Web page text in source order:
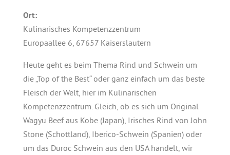
Ort:
Kulinarisches Kompetenzzentrum
Europaallee 6, 67657 Kaiserslautern
Heute geht es beim Thema Rind und Schwein um
die „Top of the Best“ oder ganz einfach um das beste
Fleisch der Welt, hier im Kulinarischen
Kompetenzzentrum. Gleich, ob es sich um Original
Wagyu Beef aus Kobe (Japan), Irisches Rind von John
Stone (Schottland), Iberico-Schwein (Spanien) oder
um das Duroc Schwein aus den USA handelt, wir